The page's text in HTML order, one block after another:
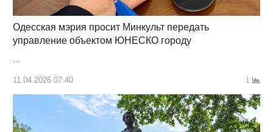
Одесская мэрия просит Минкульт передать
управление объектом ЮНЕСКО городу
…
11.04.2026 07:40 1